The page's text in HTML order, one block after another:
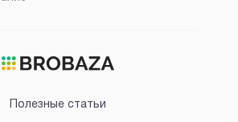
Полезные статьи